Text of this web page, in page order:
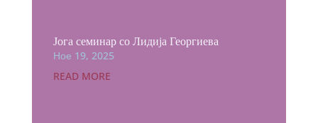
Јога семинар со Лидија Георгиева
Ное 19, 2025
READ MORE